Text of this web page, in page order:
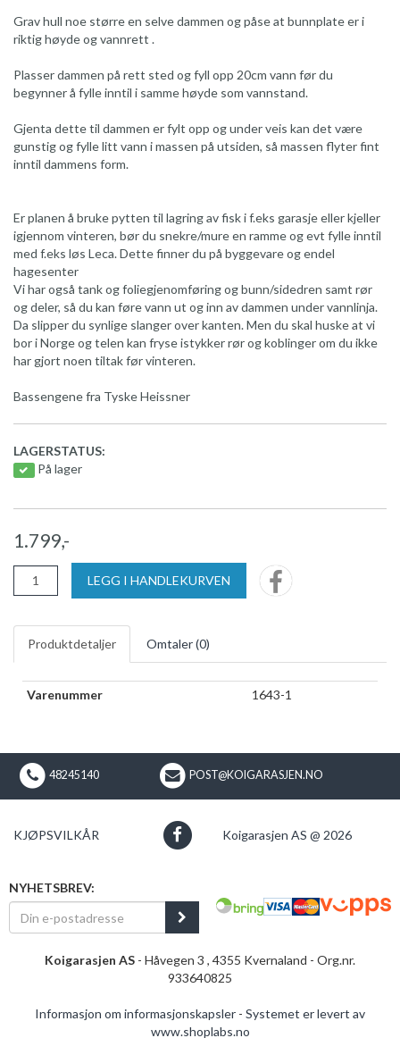
Grav hull noe større en selve dammen og påse at bunnplate er i
riktig høyde og vannrett .
Plasser dammen på rett sted og fyll opp 20cm vann før du
begynner å fylle inntil i samme høyde som vannstand.
Gjenta dette til dammen er fylt opp og under veis kan det være
gunstig og fylle litt vann i massen på utsiden, så massen flyter fint
inntil dammens form.
Er planen å bruke pytten til lagring av fisk i f.eks garasje eller kjeller
igjennom vinteren, bør du snekre/mure en ramme og evt fylle inntil
med f.eks løs Leca. Dette finner du på byggevare og endel
hagesenter
Vi har også tank og foliegjenomføring og bunn/sidedren samt rør
og deler, så du kan føre vann ut og inn av dammen under vannlinja.
Da slipper du synlige slanger over kanten. Men du skal huske at vi
bor i Norge og telen kan fryse istykker rør og koblinger om du ikke
har gjort noen tiltak før vinteren.
Bassengene fra Tyske Heissner
LAGERSTATUS:
På lager
1.799,-
LEGG I HANDLEKURVEN
Produktdetaljer Omtaler (0)
Varenummer 1643-1
48245140 POST@KOIGARASJEN.NO
KJØPSVILKÅR Koigarasjen AS @ 2026
NYHETSBREV:
Koigarasjen AS - Håvegen 3 , 4355 Kvernaland - Org.nr.
933640825
Informasjon om informasjonskapsler - Systemet er levert av
www.shoplabs.no